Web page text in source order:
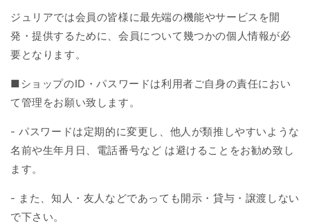
ジュリアでは会員の皆様に最先端の機能やサービスを開
発・提供するために、会員について幾つかの個人情報が必
要となります。
■ショップのID ・パスワードは利用者ご自身の責任におい
て管理をお願い致します。
-パスワードは定期的に変更し、他人が類推しやすいような
名前や生年月日、電話番号など は避けることをお勧め致し
ます。
- また、知人・友人などであっても開示・貸与・譲渡しない
で下さい。